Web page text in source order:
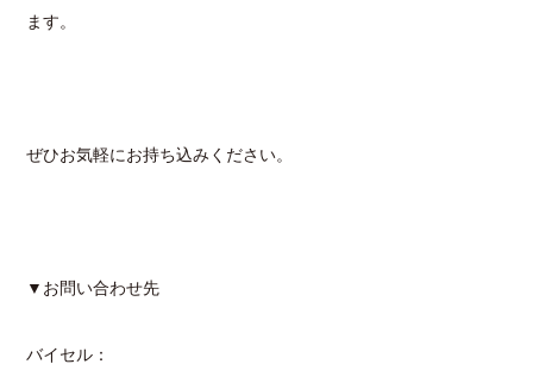
ます。
ぜひお気軽にお持ち込みください。
▼お問い合わせ先
バイセル：